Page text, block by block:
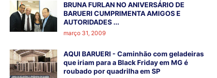
BRUNA FURLAN NO ANIVERSÁRIO DE
BARUERI CUMPRIMENTA AMIGOS E
AUTORIDADES ...
março 31, 2009
AQUI BARUERI - Caminhão com geladeiras
que iriam para a Black Friday em MG é
roubado por quadrilha em SP